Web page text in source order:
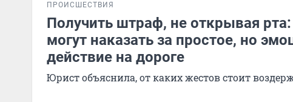
ПРОИСШЕСТВИЯ
Получить штраф, не открывая рта:
могут наказать за простое, но
действие на дороге
Юрист объяснила, от каких жестов стоит